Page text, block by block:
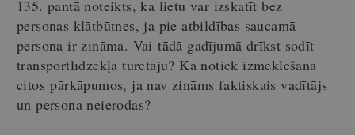
135. pantā noteikts, ka lietu var izskatīt bez
personas klātbūtnes, ja pie atbildības saucamā
persona ir zināma. Vai tādā gadījumā drīkst sodīt
transportlīdzekļa turētāju? Kā notiek izmeklēšana
citos pārkāpumos, ja nav zināms faktiskais vadītājs
un persona neierodas?